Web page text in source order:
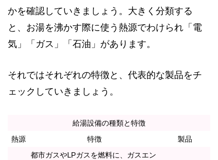
かを確認していきましょう。大きく分類する
と、お湯を沸かす際に使う熱源でわけられ「電
気」「ガス」「石油」があります。
それではそれぞれの特徴と、代表的な製品をチ
ェックしていきましょう。
給湯設備の種類と特徴
熱源
特徴 製品
都市ガスやLPガスを燃料に、ガスエン